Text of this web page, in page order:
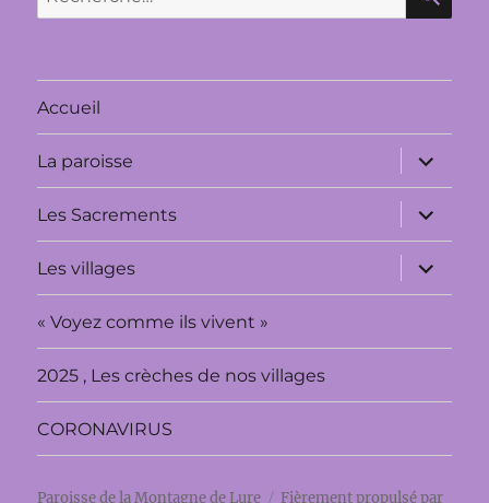
pour :
Accueil
La paroisse
ouvrir
le
sous-
menu
Les Sacrements
ouvrir
le
sous-
menu
Les villages
ouvrir
le
sous-
« Voyez comme ils vivent »
2025 , Les crèches de nos villages
CORONAVIRUS
Paroisse de la Montagne de Lure Fièrement propulsé par